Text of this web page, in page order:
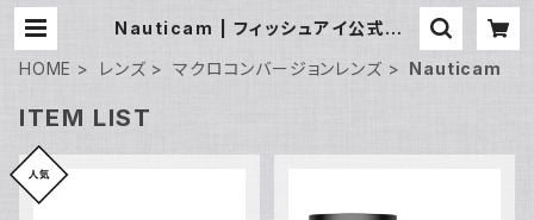
Nauticam | フィッシュアイ公式オン
HOME
レンズ マクロコンバージョンレンズ Nauticam
ITEM LIST